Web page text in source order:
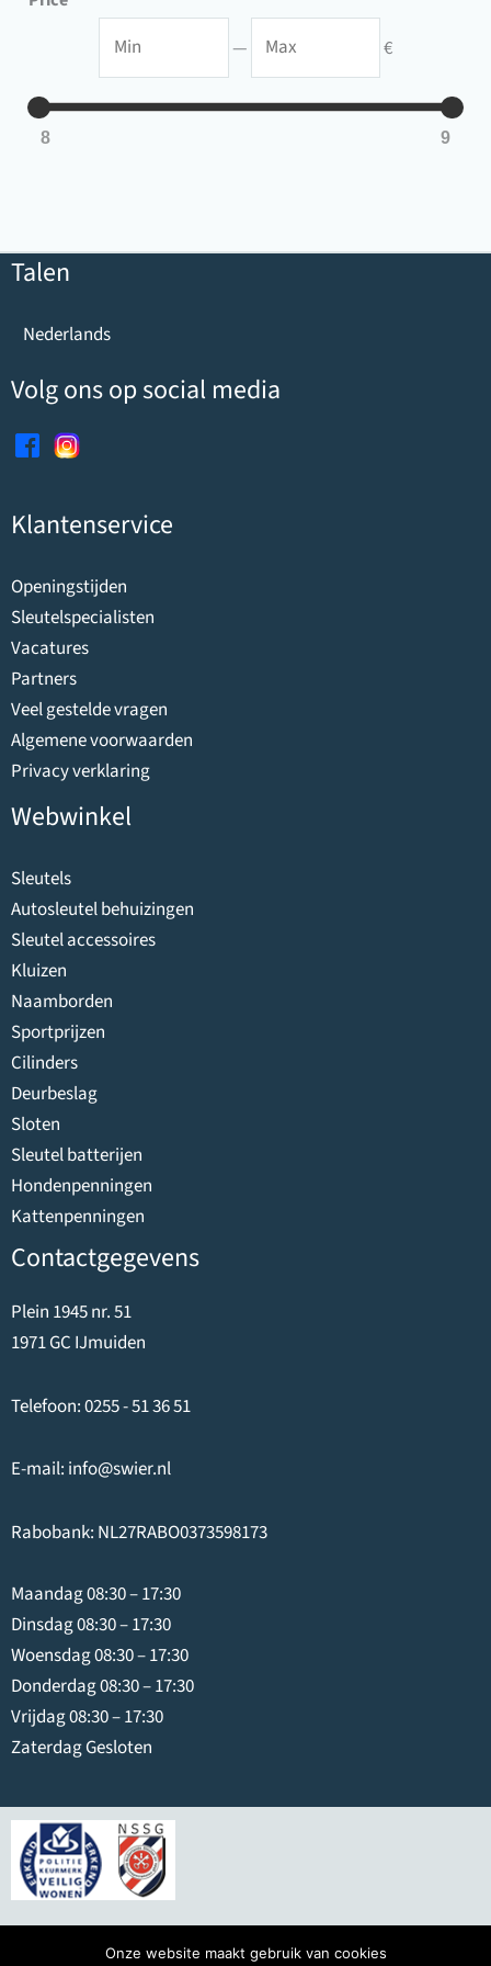
i
n
—
a
x
€
8 9
Talen
Nederlands
Volg ons op social media
Klantenservice
Openingstijden
Sleutelspecialisten
Vacatures
Partners
Veel gestelde vragen
Algemene voorwaarden
Privacy verklaring
Webwinkel
Sleutels
Autosleutel behuizingen
Sleutel accessoires
Kluizen
Naamborden
Sportprijzen
Cilinders
Deurbeslag
Sloten
Sleutel batterijen
Hondenpenningen
Kattenpenningen
Contactgegevens
Plein 1945 nr. 51
1971 GC IJmuiden
Telefoon:0255 - 51 36 51
E-mail: info@swier.nl
Rabobank: NL27RABO0373598173
Maandag 08:30 – 17:30
Dinsdag 08:30 – 17:30
Woensdag 08:30 – 17:30
Donderdag 08:30 – 17:30
Vrijdag 08:30 – 17:30
Zaterdag Gesloten
Onze website maakt gebruik van cookies